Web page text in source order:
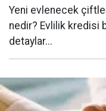
Yeni evlenecek
nedir? Evlilik kredisi
detaylar...